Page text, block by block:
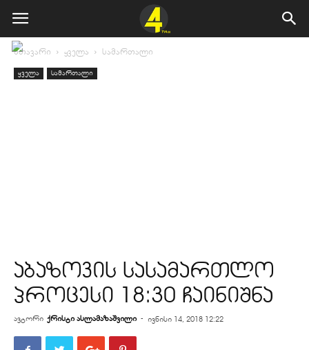
მთავარი ყველა სამართალი
ყველა სამართალი
აბაზოვის სასამართლო
პროცესი 18:30 ჩაინიშნა
ავტორი ქრისტი ასლამაზაშვილი - ივნისი 14, 2018 12:22